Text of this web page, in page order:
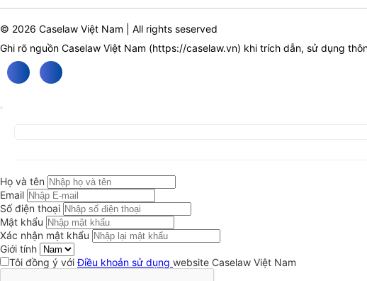
© 2026 Caselaw Việt Nam | All rights seserved
Ghi rõ nguồn Caselaw Việt Nam (https://caselaw.vn) khi trích dẫn, sử dụng
Họ và tên
Email
Số điện thoại
Mật khẩu
Xác nhận mật khẩu
Giới tính
Tôi đồng ý vớiĐiều khoản sử dụng website Caselaw Việt Nam